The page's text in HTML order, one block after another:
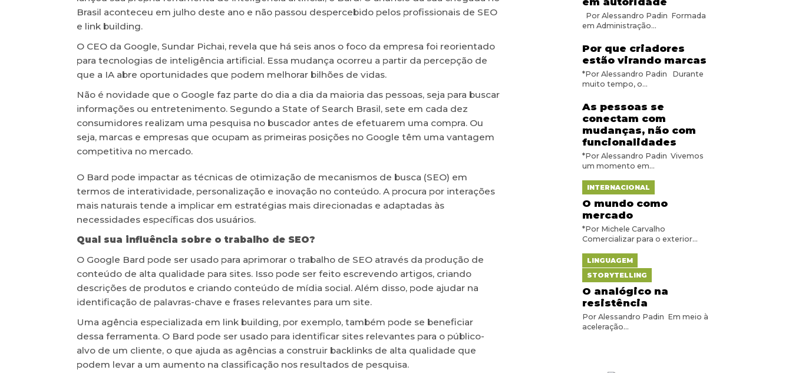
Brasil aconteceu em julho deste ano e não passou despercebido pelos profissionais de SEO
e link building.
O CEO da Google, Sundar Pichai, revela que há seis anos o foco da empresa foi reorientado
para tecnologias de inteligência artificial. Essa mudança ocorreu a partir da percepção de
que a IA abre oportunidades que podem melhorar bilhões de vidas.
Não é novidade que o Google faz parte do dia a dia da maioria das pessoas, seja para buscar
informações ou entretenimento. Segundo a State of Search Brasil, sete em cada dez
consumidores realizam uma pesquisa no buscador antes de efetuarem uma compra. Ou
seja, marcas e empresas que ocupam as primeiras posições no Google têm uma vantagem
competitiva no mercado.
O Bard pode impactar as técnicas de otimização de mecanismos de busca (SEO) em
termos de interatividade, personalização e inovação no conteúdo. A procura por interações
mais naturais tende a implicar em estratégias mais direcionadas e adaptadas às
necessidades específicas dos usuários.
Qual sua influência sobre o trabalho de SEO?
O Google Bard pode ser usado para aprimorar o trabalho de SEO através da produção de
conteúdo de alta qualidade para sites. Isso pode ser feito escrevendo artigos, criando
descrições de produtos e criando conteúdo de mídia social. Além disso, pode ajudar na
identificação de palavras-chave e frases relevantes para um site.
Uma agência especializada em link building, por exemplo, também pode se beneficiar
dessa ferramenta. O Bard pode ser usado para identificar sites relevantes para o público-
alvo de um cliente, o que ajuda as agências a construir backlinks de alta qualidade que
podem levar a um aumento na classificação nos resultados de pesquisa.
Por Alessandro Padin Formada
em Administração...
Por que criadores
estão virando marcas
*Por Alessandro Padin Durante
muito tempo, o...
As pessoas se
conectam com
mudanças, não com
funcionalidades
*Por Alessandro Padin Vivemos
um momento em...
INTERNACIONAL
O mundo como
mercado
*Por Michele Carvalho
Comercializar para o exterior...
LINGUAGEM
STORYTELLING
O analógico na
resistência
Por Alessandro Padin Em meio à
aceleração...